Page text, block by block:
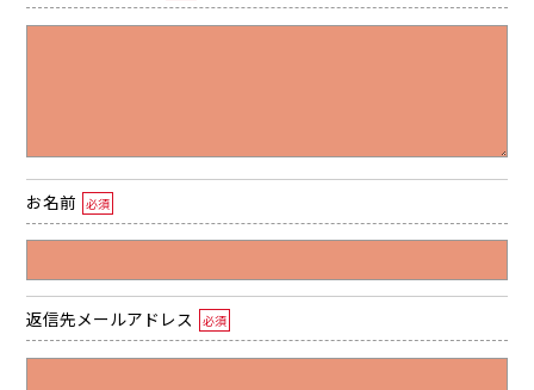
お名前 必須
返信先メールアドレス 必須